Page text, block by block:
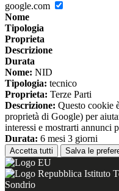
google.com
Nome
Tipologia
Proprieta
Descrizione
Durata
Nome: NID
Tipologia: tecnico
Proprieta: Terze Parti
Descrizione: Questo cookie
proprietà di Google) per
interessi e mostrarti annunci
Durata: 6 mesi 3 giorni
Accetta tutti Salva le
Istituto
Sondrio